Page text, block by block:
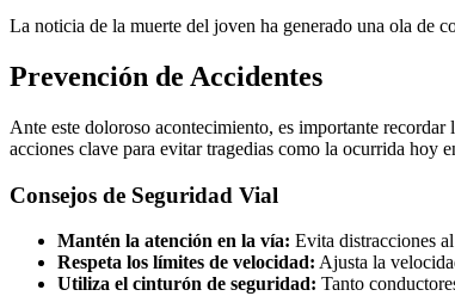
La noticia de la muerte del joven ha generado una ola de
Prevención de Accidentes
Ante este doloroso acontecimiento, es importante
acciones clave para evitar tragedias como la ocurrida hoy
Consejos de Seguridad Vial
Mantén la atención en la vía: Evita distracciones
Respeta los límites de velocidad: Ajusta la
Utiliza el cinturón de seguridad: Tanto